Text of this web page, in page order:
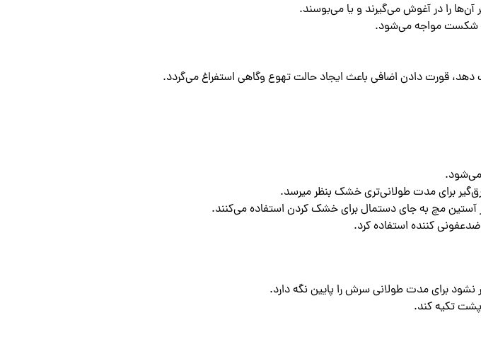
آن‌ها را در آغوش می‌گیرند و یا می‌بوسند.
شكست مواجه می‌شود.
دهد، قورت دادن اضافی باعث ایجاد حالت تهوع وگاهی استفراغ می‌گردد.
می‌شود.
برای مدت طولانی‌تری خشک بنظر میرسد.
آستین مچ به جای دستمال برای خشک کردن استفاده می‌کنند.
کننده استفاده کرد.
نشود برای مدت طولانی سرش را پایین نگه دارد.
پشت تکیه کند.